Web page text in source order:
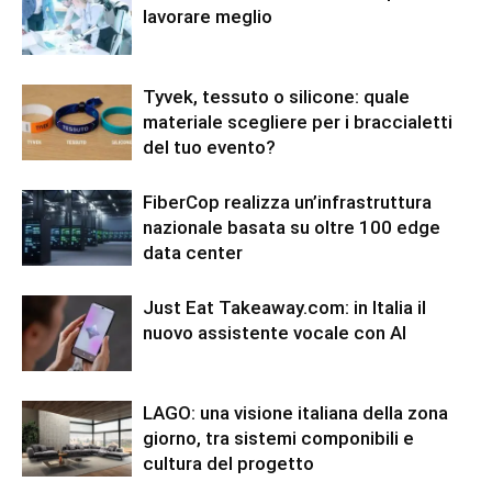
lavorare meglio
Tyvek, tessuto o silicone: quale
materiale scegliere per i braccialetti
del tuo evento?
FiberCop realizza un’infrastruttura
nazionale basata su oltre 100 edge
data center
Just Eat Takeaway.com: in Italia il
nuovo assistente vocale con AI
LAGO: una visione italiana della zona
giorno, tra sistemi componibili e
cultura del progetto